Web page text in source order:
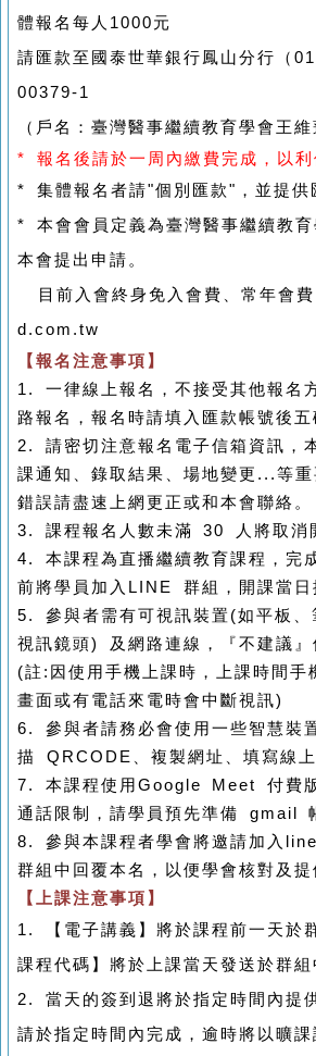
體報名每人1000元
請匯款至國泰世華銀行鳳山分行（
00379-1
（戶名：臺灣醫事繼續教育學會王維
* 報名後請於一周內繳費完成，以利
* 集體報名者請"個別匯款"，並提供
* 本會會員定義為臺灣醫事繼續教育
本會提出申請。
目前入會終身免入會費、常年會
d.com.tw
【報名注意事項】
1. 一律線上報名，不接受其他報名
路報名，報名時請填入匯款帳號後五
2. 請密切注意報名電子信箱資訊，
課通知、錄取結果、場地變更 ...等
錯誤請盡速上網更正或和本會聯絡。
3. 課程報名人數未滿 30
人將取消
4. 本課程為直播繼續教育課程，完
前將學員加入 LINE 群組，開課當日
5. 參與者需有可視訊裝置(如平板、
視訊鏡頭) 及網路連線，『不建議』
(註 : 因使用手機上課時，上課時間手
畫面或有電話來電時會中斷視訊)
6. 參與者請務必會使用一些智慧裝
描
QRCODE 、複製網址、填寫線
7. 本課程使用 Google Meet 付費
通話限制，請學員預先準備
gmail
8. 參與本課程者學會將邀請加入
群組中回覆本名，以便學會核對及提
【上課注意事項】
1. 【電子講義】將於課程前一天於
課程代碼】將於上課當天發送於群組
2. 當天的簽到退將於指定時間內提
請於指定時間內完成，逾時將以曠